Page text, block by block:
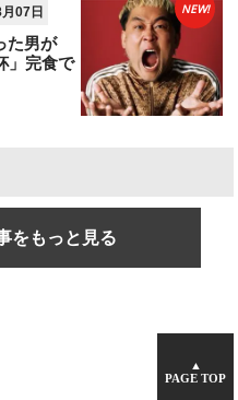
07日
た男が
」完食で
NEW!
をもっと見る
▲
PAGE TOP